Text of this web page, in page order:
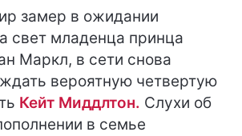
замер в ожидании
свет младенца принца
Маркл, в сети снова
вероятную четвертую
Кейт Миддлтон. Слухи об
в семье